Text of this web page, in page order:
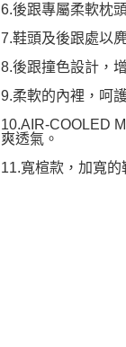
6.後跟專屬柔軟枕
7.鞋頭及後跟處以
8.後跟撞色設計，
9.柔軟的內裡，呵
10.AIR-COOLED
爽透氣。
11.寬楦款，加寬的